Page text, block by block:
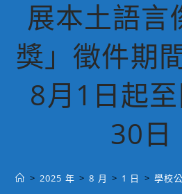
展本土語言
獎」徵件期
8月1日起
30日
> 2025 年 > 8 月 > 1 日 > 學校